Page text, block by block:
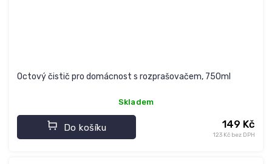
Octový čistič pro domácnost s rozprašovačem, 750ml
Skladem
123 Kč bez DPH
149 Kč
Do košíku